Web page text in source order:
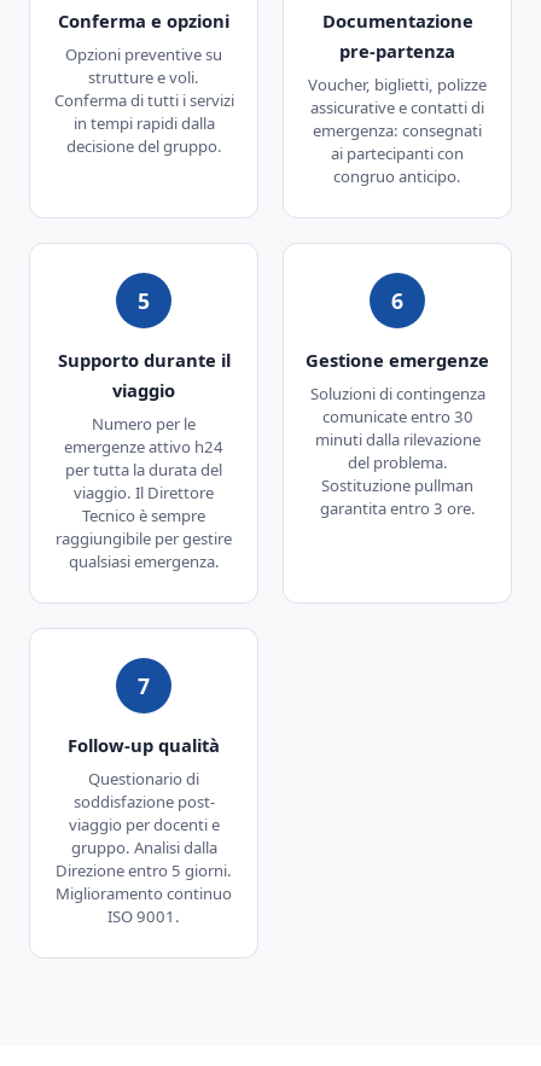
Conferma e opzioni
Opzioni preventive su
strutture e voli.
Conferma di tutti i servizi
in tempi rapidi dalla
decisione del gruppo.
Documentazione
pre-partenza
Voucher, biglietti, polizze
assicurative e contatti di
emergenza: consegnati
ai partecipanti con
congruo anticipo.
5
Supporto durante il
viaggio
Numero per le
emergenze attivo h24
per tutta la durata del
viaggio. Il Direttore
Tecnico è sempre
raggiungibile per gestire
qualsiasi emergenza.
6
Gestione emergenze
Soluzioni di contingenza
comunicate entro 30
minuti dalla rilevazione
del problema.
Sostituzione pullman
garantita entro 3 ore.
7
Follow-up qualità
Questionario di
soddisfazione post-
viaggio per docenti e
gruppo. Analisi dalla
Direzione entro 5 giorni.
Miglioramento continuo
ISO 9001.